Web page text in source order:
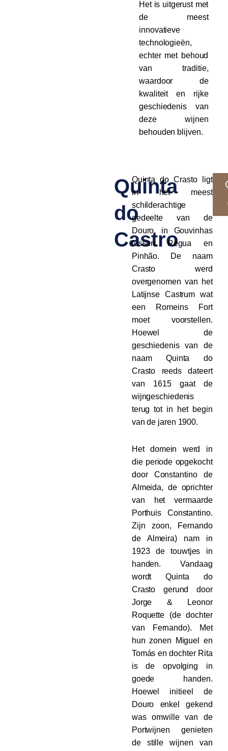
Het is uitgerust met
de meest
innovatieve
technologieën,
echter met behoud
van traditie,
waardoor de
kwaliteit en rijke
geschiedenis van
deze wijnen
behouden blijven.
Quinta
do
Castro
Quinta do Crasto ligt
in het meest
schilderachtige
gedeelte van de
Douro, in Gouvinhas
tussen Régua en
Pinhão. De naam
Crasto werd
overgenomen van het
Latijnse Castrum wat
een Romeins Fort
moet voorstellen.
Hoewel de
geschiedenis van de
naam Quinta do
Crasto reeds dateert
van 1615 gaat de
wijngeschiedenis
terug tot in het begin
van de jaren 1900.
Het domein werd in
die periode opgekocht
door Constantino de
Almeida, de oprichter
van het vermaarde
Porthuis Constantino.
Zijn zoon, Fernando
de Almeira) nam in
1923 de touwtjes in
handen. Vandaag
wordt Quinta do
Crasto gerund door
Jorge & Leonor
Roquette (de dochter
van Fernando). Met
hun zonen Miguel en
Tomás en dochter Rita
is de opvolging in
goede handen.
Hoewel initieel de
Douro enkel gekend
was omwille van de
Portwijnen genieten
de stille wijnen van